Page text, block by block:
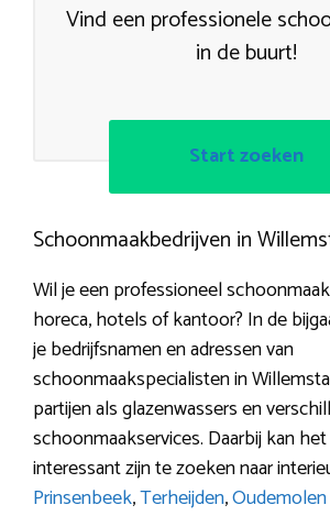
Vind een professionele
in de buurt!
Start zoeken
Schoonmaakbedrijven in
Wil je een professioneel
horeca, hotels of kantoor? In de
je bedrijfsnamen en adressen van
schoonmaakspecialisten in
partijen als glazenwassers en
schoonmaakservices. Daarbij kan
interessant zijn te zoeken naar
Prinsenbeek,Terheijden,Oudemolen